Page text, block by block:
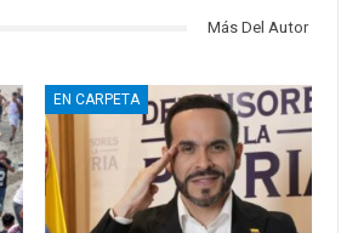
Más Del Autor
EN CARPETA